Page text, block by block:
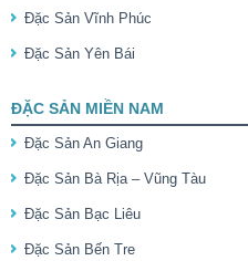
Đặc Sản Vĩnh Phúc
Đặc Sản Yên Bái
ĐẶC SẢN MIỀN NAM
Đặc Sản An Giang
Đặc Sản Bà Rịa – Vũng Tàu
Đặc Sản Bạc Liêu
Đặc Sản Bến Tre